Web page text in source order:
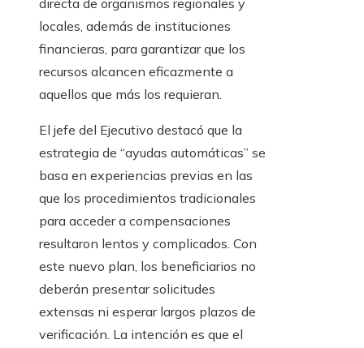
directa de organismos regionales y
locales, además de instituciones
financieras, para garantizar que los
recursos alcancen eficazmente a
aquellos que más los requieran.
El jefe del Ejecutivo destacó que la
estrategia de “ayudas automáticas” se
basa en experiencias previas en las
que los procedimientos tradicionales
para acceder a compensaciones
resultaron lentos y complicados. Con
este nuevo plan, los beneficiarios no
deberán presentar solicitudes
extensas ni esperar largos plazos de
verificación. La intención es que el